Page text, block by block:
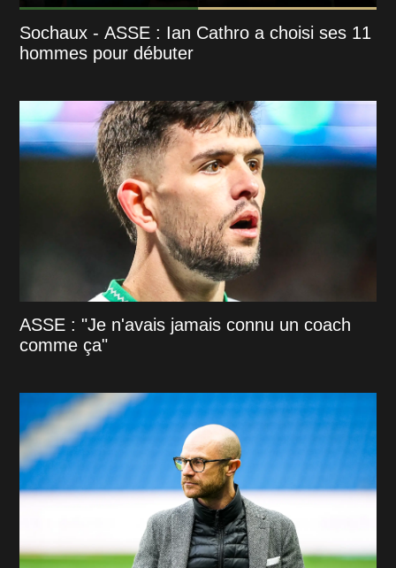
Sochaux - ASSE : Ian Cathro a choisi ses 11
hommes pour débuter
ASSE : "Je n'avais jamais connu un coach
comme ça"